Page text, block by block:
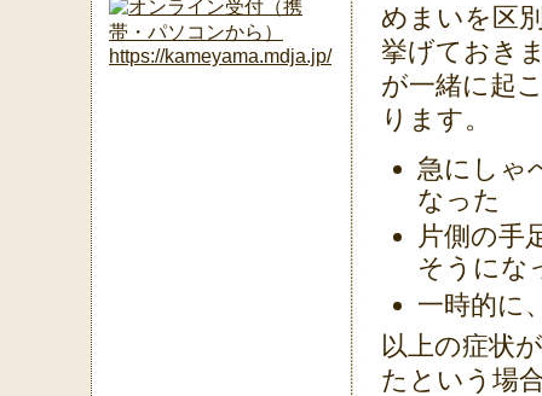
めまいを区
挙げておき
が一緒に起
ります。
急にしゃ
なった
片側の手
そうにな
一時的に
以上の症状
たという場